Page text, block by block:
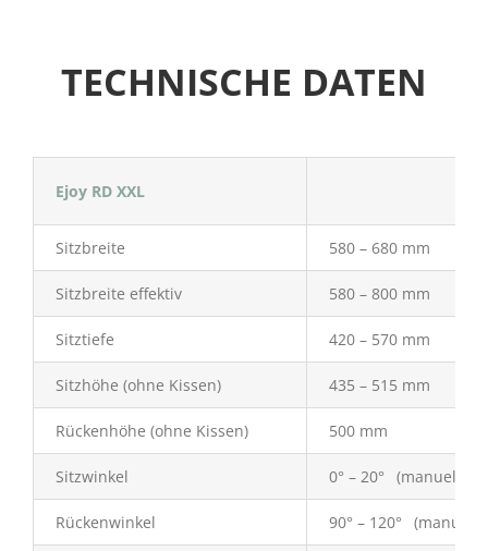
TECHNISCHE DATEN
Ejoy RD XXL
Sitzbreite 580 – 680 mm
Sitzbreite effektiv 580 – 800 mm
Sitztiefe 420 – 570 mm
Sitzhöhe (ohne Kissen) 435 – 515 mm
Rückenhöhe (ohne Kissen) 500 mm
Sitzwinkel 0° – 20° (manuell)
Rückenwinkel 90° – 120°